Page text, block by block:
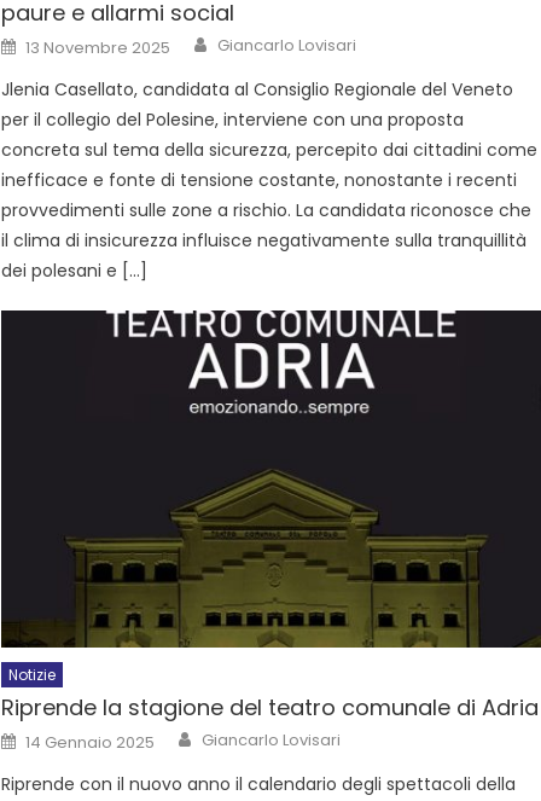
paure e allarmi social
13 Novembre 2025 Giancarlo Lovisari
Jlenia Casellato, candidata al Consiglio Regionale del Veneto
per il collegio del Polesine, interviene con una proposta
concreta sul tema della sicurezza, percepito dai cittadini come
inefficace e fonte di tensione costante, nonostante i recenti
provvedimenti sulle zone a rischio. La candidata riconosce che
il clima di insicurezza influisce negativamente sulla tranquillità
dei polesani e […]
Notizie
Riprende la stagione del teatro comunale di Adria
14 Gennaio 2025 Giancarlo Lovisari
Riprende con il nuovo anno il calendario degli spettacoli della